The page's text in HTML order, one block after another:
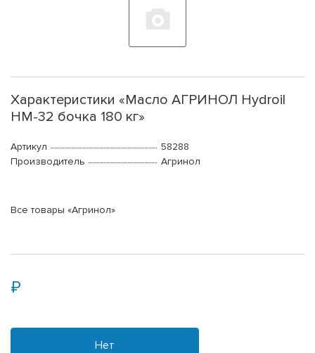
Характеристики «Масло АГРИНОЛ Hydroil
HM-32 бочка 180 кг»
Артикул
58288
Производитель
Агринол
Все товары «Агринол»
Нет